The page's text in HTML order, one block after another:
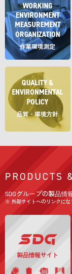
WORKING
ENVIRONMENT
MEASUREMENT
ORGANIZATION
作業環境測定
QUALITY &
ENVIRONMENTAL
POLICY
品質・環境方針
PRODUCTS
SDGグループの製品情
※ 外部サイトへのリンクにな
製品情報サイト